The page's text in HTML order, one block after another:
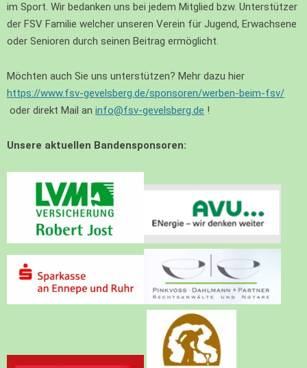
im Sport. Wir bedanken uns bei jedem Mitglied bzw. Unterstützer
der FSV Familie welcher unseren Verein für Jugend, Erwachsene
oder Senioren durch seinen Beitrag ermöglicht.
Möchten auch Sie uns unterstützen? Mehr dazu hier
https://www.fsv-gevelsberg.de/sponsoren/werben-beim-fsv/
oder direkt Mail an info@fsv-gevelsberg.de !
Unsere aktuellen Bandensponsoren: